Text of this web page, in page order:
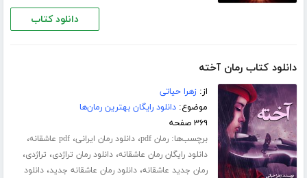
دانلود کتاب
دانلود کتاب رمان آخته
از:زهرا حیاتی
موضوع:دانلود رایگان بهترین رمان‌ها
۳۶۹ صفحه
برچسب‌ها:رمان pdf ،دانلود رمان ایرانی،pdf عاشقانه ،
دانلود رایگان رمان عاشقانه،دانلود رمان تراژدی، تراژدی،
رمان جدید عاشقانه،دانلود رمان عاشقانه جدید،دانلود